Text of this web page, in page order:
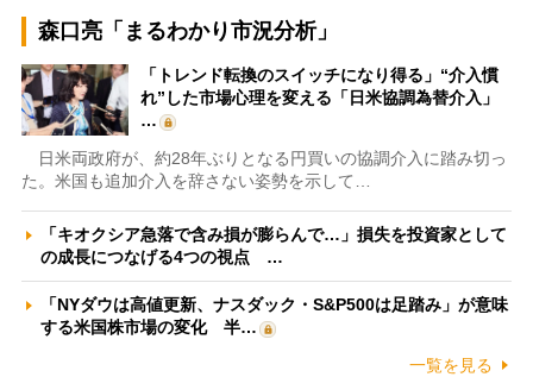
森口亮「まるわかり市況分析」
「トレンド転換のスイッチになり得る」“介入慣
れ”した市場心理を変える「日米協調為替介入」
…
日米両政府が、約28年ぶりとなる円買いの協調介入に踏み切っ
た。米国も追加介入を辞さない姿勢を示して…
「キオクシア急落で含み損が膨らんで…」損失を投資家として
の成長につなげる4つの視点 …
「NYダウは高値更新、ナスダック・S&P500は足踏み」が意味
する米国株市場の変化 半…
一覧を見る